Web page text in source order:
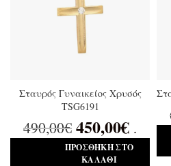
Σταυρός Γυναικείος Χρυσός
TSG6191
490,00€ 450,00€ .
ΠΡΟΣΘΉΚΗ ΣΤΟ
ΚΑΛΆΘΙ